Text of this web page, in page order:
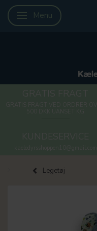
Skifte navigation
Menu
Legetøj